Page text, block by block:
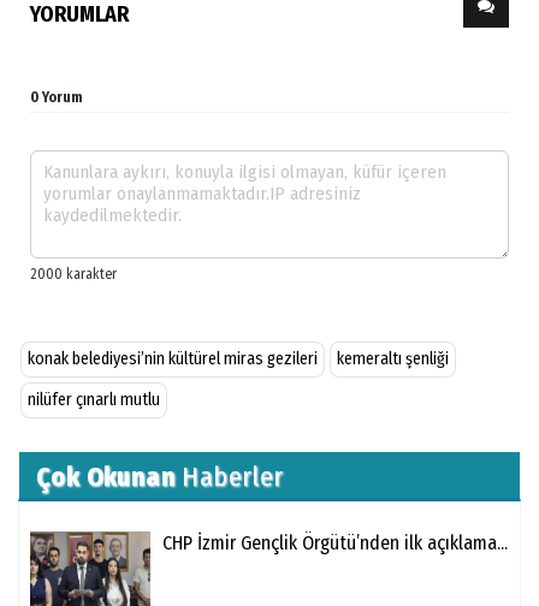
YORUMLAR
0 Yorum
konak belediyesi’nin kültürel miras gezileri
kemeraltı şenliği
nilüfer çınarlı mutlu
Çok OkunanHaberler
CHP İzmir Gençlik Örgütü’nden ilk açıklama...